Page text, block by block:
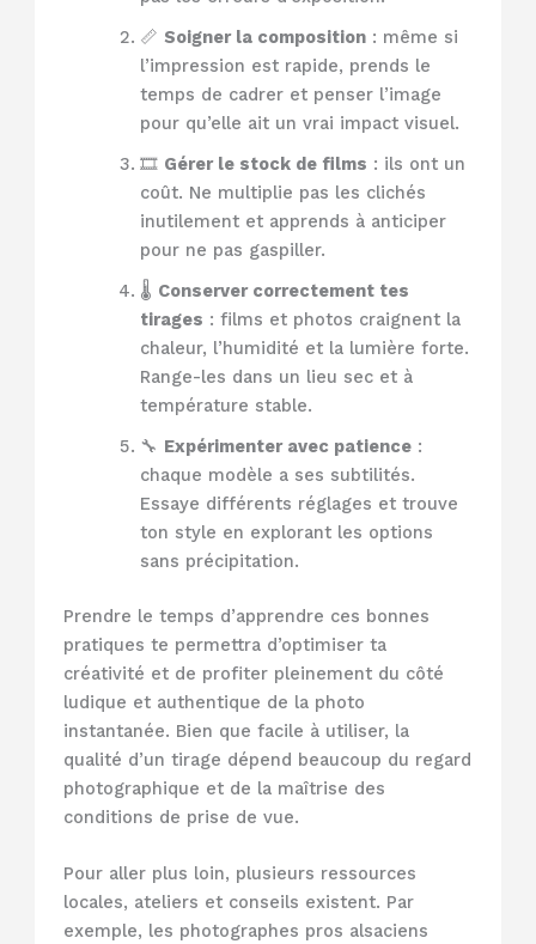
📏 Soigner la composition: même si
l’impression est rapide, prends le
temps de cadrer et penser l’image
pour qu’elle ait un vrai impact visuel.
🎞️ Gérer le stock de films : ils ont un
coût. Ne multiplie pas les clichés
inutilement et apprends à anticiper
pour ne pas gaspiller.
🌡️ Conserver correctement tes
tirages : films et photos craignent la
chaleur, l’humidité et la lumière forte.
Range-les dans un lieu sec et à
température stable.
🔧 Expérimenter avec patience:
chaque modèle a ses subtilités.
Essaye différents réglages et trouve
ton style en explorant les options
sans précipitation.
Prendre le temps d’apprendre ces bonnes
pratiques te permettra d’optimiser ta
créativité et de profiter pleinement du côté
ludique et authentique de la photo
instantanée. Bien que facile à utiliser, la
qualité d’un tirage dépend beaucoup du regard
photographique et de la maîtrise des
conditions de prise de vue.
Pour aller plus loin, plusieurs ressources
locales, ateliers et conseils existent. Par
exemple, les photographes pros alsaciens